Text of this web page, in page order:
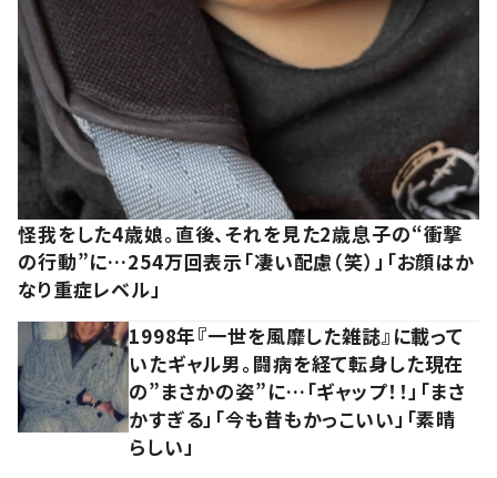
怪我をした4歳娘。直後、それを見た2歳息子の“衝撃
の行動”に…254万回表示「凄い配慮（笑）」「お顔はか
なり重症レベル」
1998年『一世を風靡した雑誌』に載って
いたギャル男。闘病を経て転身した現在
の”まさかの姿”に…「ギャップ！！」「まさ
かすぎる」「今も昔もかっこいい」「素晴
らしい」